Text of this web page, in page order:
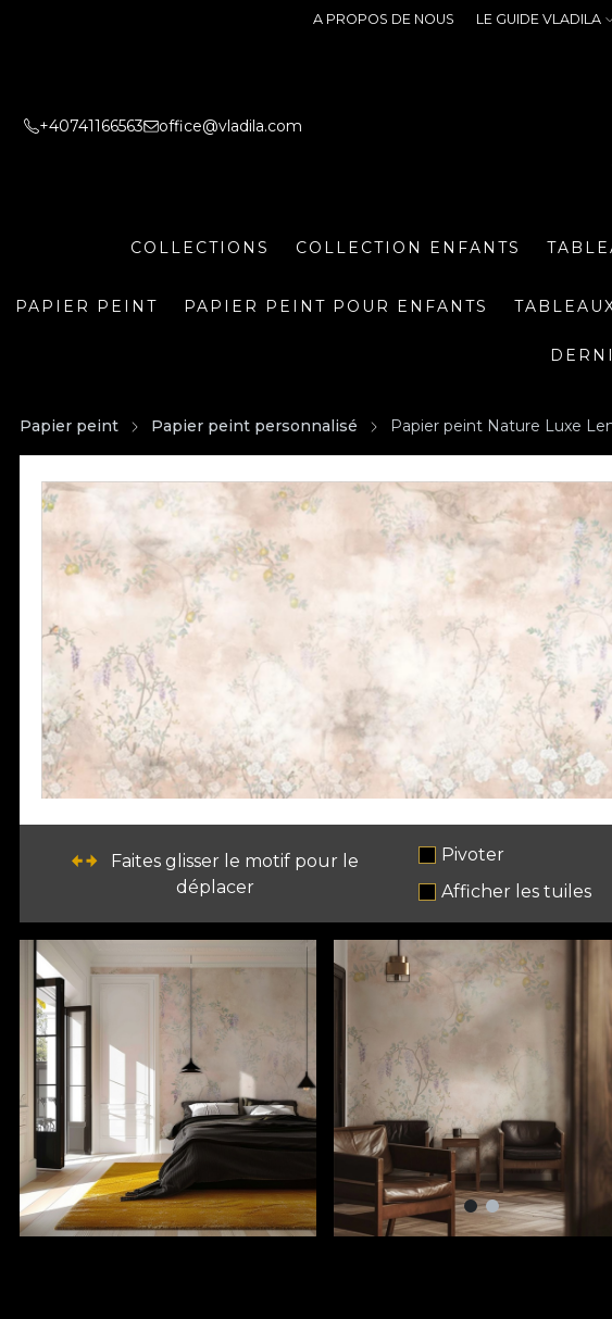
A PROPOS DE NOUS LE GUIDE VLADILA
+40741166563 office@vladila.com
COLLECTIONS COLLECTION ENFANTS
PAPIER PEINT PAPIER PEINT POUR ENFANTS
Papier peint Papier peint personnalisé Papier peint Nature Luxe
Faites glisser le motif pour le
déplacer
Pivoter
Afficher les tuiles